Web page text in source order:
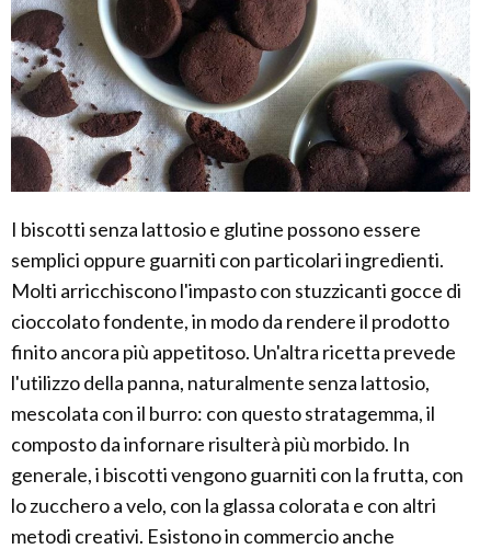
I biscotti senza lattosio e glutine possono essere
semplici oppure guarniti con particolari ingredienti.
Molti arricchiscono l'impasto con stuzzicanti gocce di
cioccolato fondente, in modo da rendere il prodotto
finito ancora più appetitoso. Un'altra ricetta prevede
l'utilizzo della panna, naturalmente senza lattosio,
mescolata con il burro: con questo stratagemma, il
composto da infornare risulterà più morbido. In
generale, i biscotti vengono guarniti con la frutta, con
lo zucchero a velo, con la glassa colorata e con altri
metodi creativi. Esistono in commercio anche